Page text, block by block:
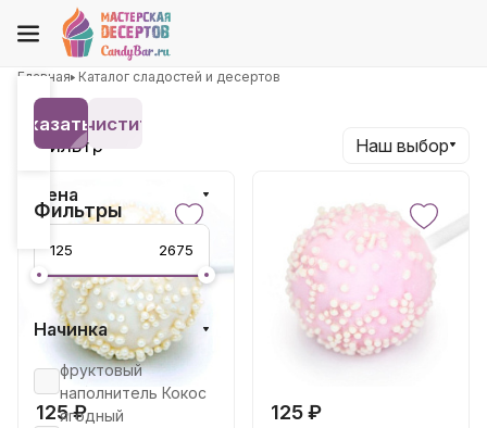
Главная Каталог сладостей и десертов
125 ₽ 125 ₽
Наш выбор
Фильтр
Фильтры
Цена
Начинка
фруктовый
наполнитель Кокос
ягодный
Показать 22
Очистить